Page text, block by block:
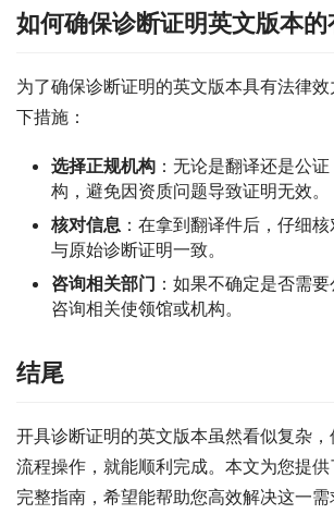
如何确保诊断证明英文版本的
为了确保诊断证明的英文版本具有法律
下措施：
选择正规机构 ：无论是翻译还是公
构，避免因资质问题导致证明无效。
核对信息 ：在拿到翻译件后，仔细
与原始诊断证明一致。
咨询相关部门 ：如果不确定是否需
咨询相关使领馆或机构。
结尾
开具诊断证明的英文版本虽然看似复杂
流程操作，就能顺利完成。本文为您提
完整指南，希望能帮助您高效解决这一